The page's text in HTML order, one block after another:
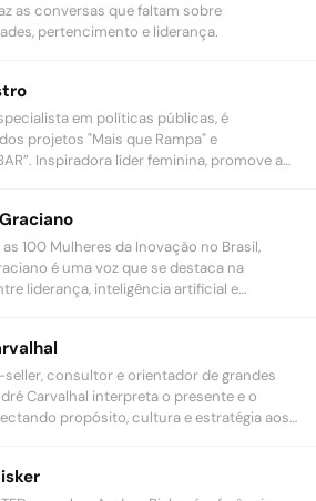
as conversas que faltam sobre
pertencimento e liderança.
em políticas públicas, é
projetos "Mais que Rampa" e
Inspiradora líder feminina, promove a
100 Mulheres da Inovação no Brasil,
é uma voz que se destaca na
liderança, inteligência artificial e
consultor e orientador de grandes
Carvalhal interpreta o presente e o
propósito, cultura e estratégia aos